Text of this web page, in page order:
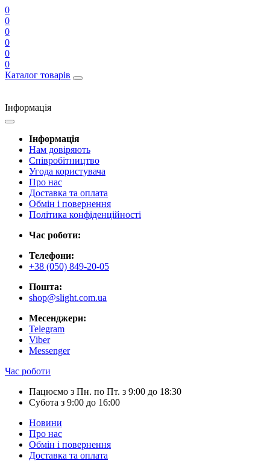
0
0
0
0
0
0
Каталог товарів
Інформація
Інформація
Нам довіряють
Співробітництво
Угода користувача
Про нас
Доставка та оплата
Обмін і повернення
Політика конфіденційності
Час роботи:
Телефони:
+38 (050) 849-20-05
Пошта:
shop@slight.com.ua
Месенджери:
Telegram
Viber
Messenger
Час роботи
Пацюємо з Пн. по Пт. з 9:00 до 18:30
Субота з 9:00 до 16:00
Новини
Про нас
Обмін і повернення
Доставка та оплата